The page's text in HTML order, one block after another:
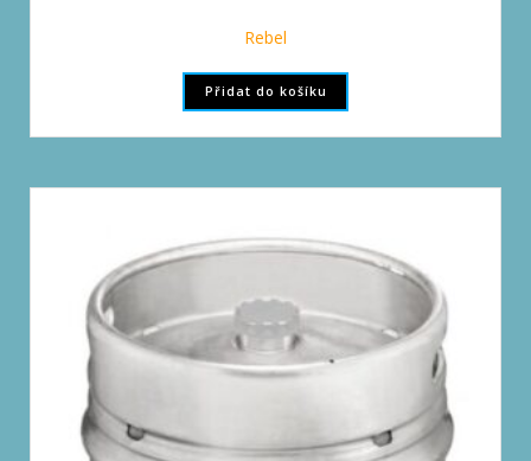
Rebel
Přidat do košíku